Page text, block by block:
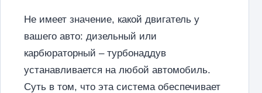
Не имеет значение, какой двигатель у
вашего авто: дизельный или
карбюраторный – турбонаддув
устанавливается на любой автомобиль.
Суть в том, что эта система обеспечивает